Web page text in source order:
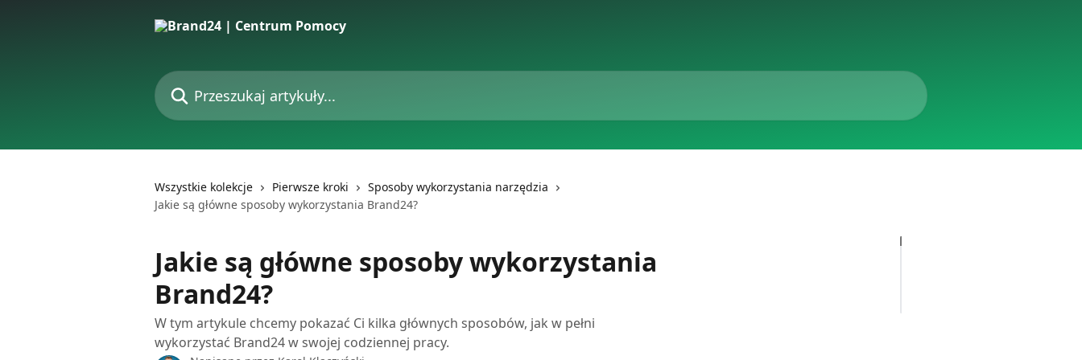
Przeszukaj artykuły...
Wszystkie kolekcje Pierwsze kroki
Sposoby wykorzystania narzędzia
Jakie są główne sposoby wykorzystania Brand24?
Jakie są główne sposoby wykorzystania
Brand24?
W tym artykule chcemy pokazać Ci kilka głównych sposobów, jak w pełni
wykorzystać Brand24 w swojej codziennej pracy.